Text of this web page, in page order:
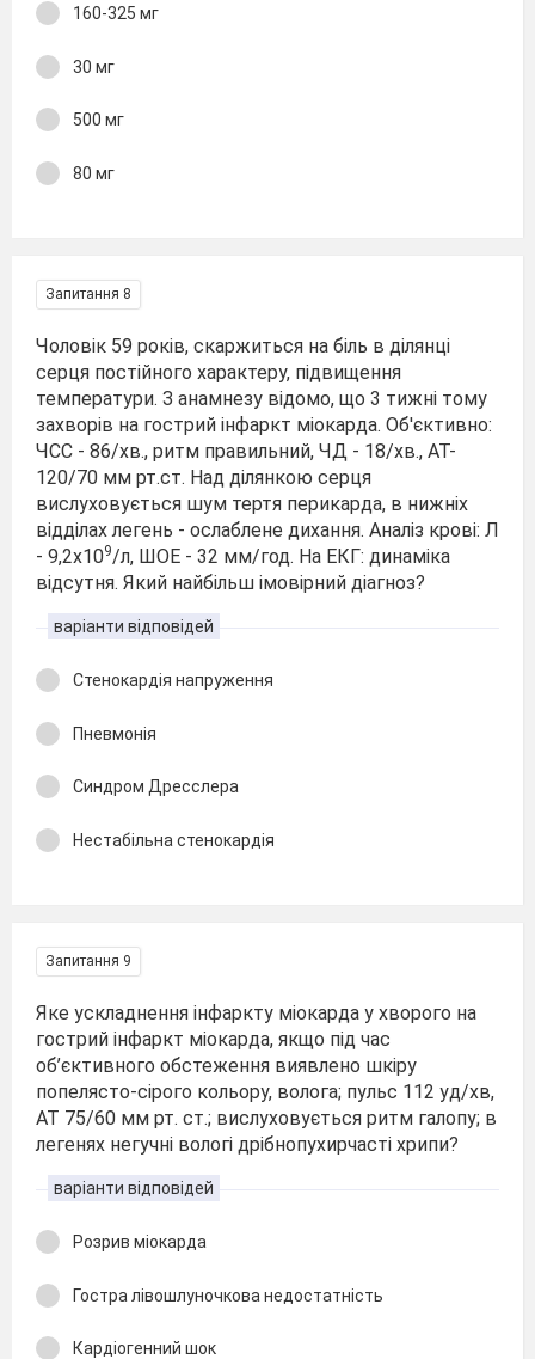
160-325 мг
30 мг
500 мг
80 мг
Запитання 8
Чоловік 59 років, скаржиться на біль в ділянці
серця постійного харак­теру, підвищення
температури. З анам­незу відомо, що 3 тижні тому
захворів на гострий інфаркт міокарда. Об'єк­тивно:
ЧСС - 86/хв., ритм правиль­ний, ЧД - 18/хв., AT-
120/70 мм рт.ст. Над ділянкою серця
вислуховується шум тертя перикарда, в нижніх
відді­лах легень - ослаблене дихання. Аналіз крові: Л
- 9,2х109/л, ШОЕ - 32 мм/год. На ЕКГ: динаміка
відсутня. Який най­більш імовірний діагноз?
варіанти відповідей
Стенокардія напруження
Пневмонія
Синдром Дресслера
Нестабільна стенокардія
Запитання 9
Яке ускладнення інфаркту міокарда у хворого на
гострий інфаркт міокарда, якщо під час
об’єктивного обстеження виявлено шкіру
попелясто-сірого кольору, волога; пульс 112 уд/хв,
АТ 75/60 мм рт. ст.; вислуховується ритм галопу; в
легенях негучні вологі дрібнопухирчасті хрипи?
варіанти відповідей
Розрив міокарда
Гостра лівошлуночкова недостатність
Кардіогенний шок